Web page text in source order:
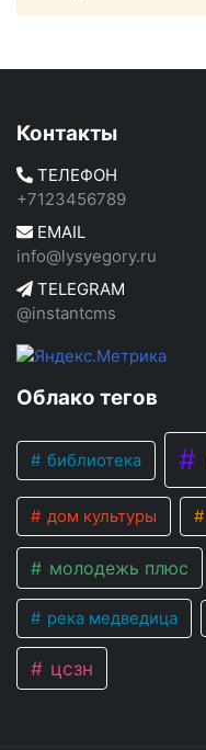
Контакты
ТЕЛЕФОН
+7123456789
EMAIL
info@lysyegory.ru
TELEGRAM
@instantcms
Облако тегов
библиотека
дом культуры
молодежь плюс
река медведица
цсзн